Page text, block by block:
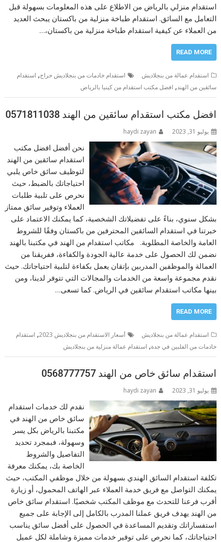
استقدام منزلي بالرياض من الاطلاع على هذه المعلومات بسهولة قبل
التعامل مع السائق. استقدام طباخة منزلية من باكستان يبحث العديد
من العملاء عن كيفية استقدام طباخة منزلية من باكستان،…
READ MORE
استقدام عمالة من بنجلاديش استقدام خادمات من بنجلاديش حراج,استقدام
سائقين من الهند,افضل مكتب استقدام من كينيا بالرياض
افضل مكتب استقدام سائقين من الهند 0571811038
يوليو 31, 2023 haydi zayan
نحن أفضل افضل مكتب
استقدام سائقين من الهند
لتوظيف سائق خاص يلبي
احتياجاتك بالضبط، حيث
نحرص على تلبية طلبات
العملاء وتوفير سائق ممتاز
بشكل سنوي، بناءً على تفضيلاتك الشخصية، كما يمكنك الاعتماد على
خبرتنا في استقدام السائقين المحترفين من باكستان وفقًا للشروط
العامة والخاصة المطلوبة. مكاتب استقدام من الهند في مكتبنا بالهند
نضمن لك الحصول على خدمة عالية الجودة والكفاءة، ففريقنا من
العمالة والموظفين المدربين بإتقان يعمل بكفاءة لتلبية احتياجاتك. حيث
نقدم مجموعة واسعة من الخدمات والمجالات التي تتوفر لدينا، ومن
بينها مكاتب استقدام سائقين في الرياض. كما تسعى…
READ MORE
استقدام عمالة من بنجلاديش أسعار الاستقدام من بنجلاديش 2023 ,استقدام
خادمات من الفلبين في جدة,استقدام عمالة منزلية من بنجلاديش
استقدام سائق خاص من الهند 0568777757
يوليو 31, 2023 haydi zayan
نقدم لك خدمات استقدام
سائق خاص من الهند في
مكتبنا بالرياض بكل يسر
وسهولة، فبمجرد تحديد
التفاصيل والشروط
الخاصة بك، يمكنك معرفة
تكلفة استقدام السائق الهندي بسهولة من خلال موظفي المكتب، حيث
يمكنك التواصل مع فريق خدمة العملاء عبر الهاتف المحمول، أو زيارة
أقرب فرعنا للتحدث مع موظف المكتب شخصيًا. استقدام سائق خاص
من الهند يهدف فريق عملنا المدرب بالكامل إلى الإجابة على جميع
استفساراتك وتقديم المساعدة في الحصول على أفضل سائق يناسب
احتياجاتك، كما نحرص على توفير خدمات مميزة وشاملة لكل عميل